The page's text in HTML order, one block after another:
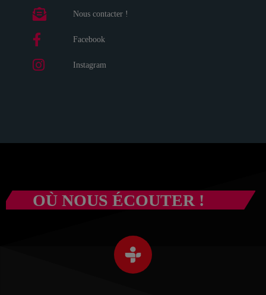
Nous contacter !
Facebook
Instagram
OÙ NOUS ÉCOUTER !